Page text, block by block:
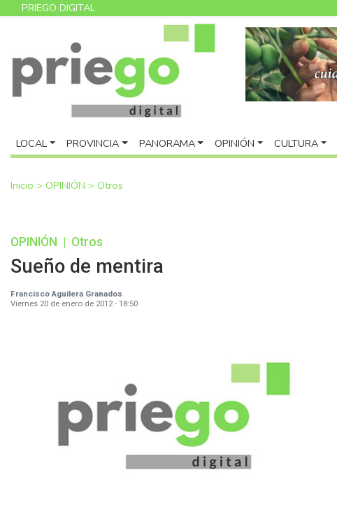
PRIEGO DIGITAL
LOCAL PROVINCIA PANORAMA OPINIÓN CULTURA
Inicio > OPINIÓN > Otros
OPINIÓN Otros
Sueño de mentira
Francisco Aguilera Granados
Viernes 20 de enero de 2012 - 18:50